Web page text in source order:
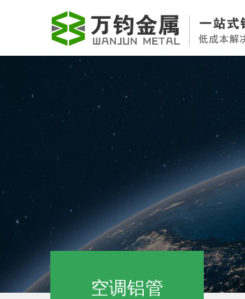
空调铝管